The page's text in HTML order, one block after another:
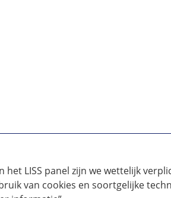
het LISS panel zijn we wettelijk
van cookies en soortgelijke